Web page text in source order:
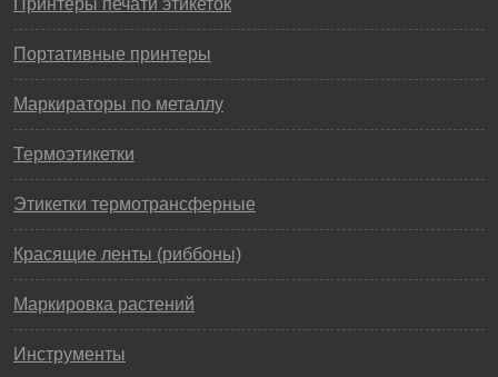
Принтеры печати этикеток
Портативные принтеры
Маркираторы по металлу
Термоэтикетки
Этикетки термотрансферные
Красящие ленты (риббоны)
Маркировка растений
Инструменты